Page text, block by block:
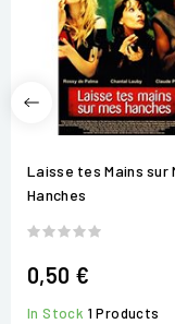
Laisse tes Mains sur
Hanches
0,50 €
In Stock 1 Products